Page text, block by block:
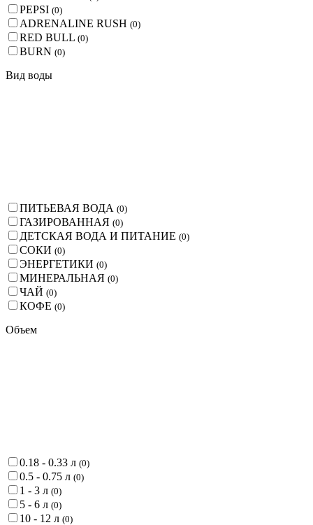
PEPSI (0)
ADRENALINE RUSH (0)
RED BULL (0)
BURN (0)
Вид воды
ПИТЬЕВАЯ ВОДА (0)
ГАЗИРОВАННАЯ (0)
ДЕТСКАЯ ВОДА И ПИТАНИЕ (0)
СОКИ (0)
ЭНЕРГЕТИКИ (0)
МИНЕРАЛЬНАЯ (0)
ЧАЙ (0)
КОФЕ (0)
Объем
0.18 - 0.33 л (0)
0.5 - 0.75 л (0)
1 - 3 л (0)
5 - 6 л (0)
10 - 12 л (0)